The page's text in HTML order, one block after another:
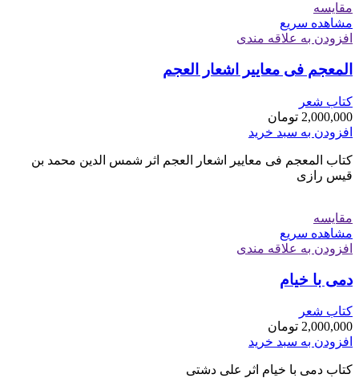
مقایسه
مشاهده سریع
افزودن به علاقه مندی
المعجم فی معاییر اشعار العجم
کتاب شعر
2,000,000 تومان
افزودن به سبد خرید
کتاب المعجم فی معاییر اشعار العجم اثر شمس الدین محمد بن
قیس رازی
مقایسه
مشاهده سریع
افزودن به علاقه مندی
دمی با خیام
کتاب شعر
2,000,000 تومان
افزودن به سبد خرید
کتاب دمی با خیام اثر علی دشتی